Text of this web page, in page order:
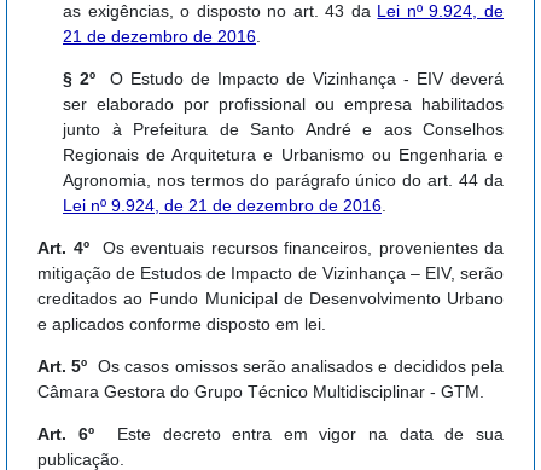
as exigências, o disposto no art. 43 da Lei nº 9.924, de
21 de dezembro de 2016
§ 2º O Estudo de Impacto de Vizinhança - EIV deverá
ser elaborado por profissional ou empresa habilitados
junto à Prefeitura de Santo André e aos Conselhos
Regionais de Arquitetura e Urbanismo ou Engenharia e
Agronomia, nos termos do parágrafo único do art. 44 da
Lei nº 9.924, de 21 de dezembro de 2016
Art. 4ºOs eventuais recursos financeiros, provenientes da
mitigação de Estudos de Impacto de Vizinhança – EIV, serão
creditados ao Fundo Municipal de Desenvolvimento Urbano
e aplicados conforme disposto em lei.
Art. 5º Os casos omissos serão analisados e decididos pela
Câmara Gestora do Grupo Técnico Multidisciplinar - GTM.
Art. 6ºEste decreto entra em vigor na data de sua
publicação.